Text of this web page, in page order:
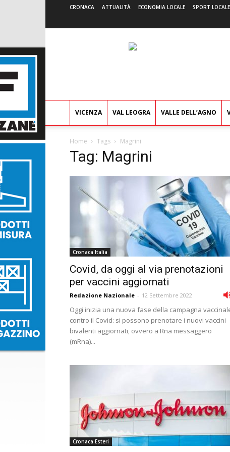
CRONACA ATTUALITÀ ECONOMIA LOCALE SPORT LOCALE
VICENZA VAL LEOGRA VALLE DELL’AGNO
Home Tags Magrini
Tag: Magrini
Cronaca Italia
Covid, da oggi al via prenotazioni
per vaccini aggiornati
Redazione Nazionale - 12 Settembre 2022
Oggi inizia una nuova fase della campagna
contro il Covid: si possono prenotare i nuovi vaccini
bivalenti aggiornati, ovvero a Rna messaggero
(mRna)...
Cronaca Esteri